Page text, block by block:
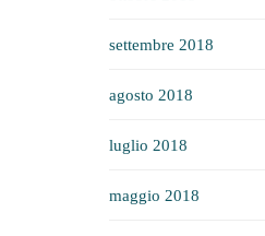
settembre 2018
agosto 2018
luglio 2018
maggio 2018